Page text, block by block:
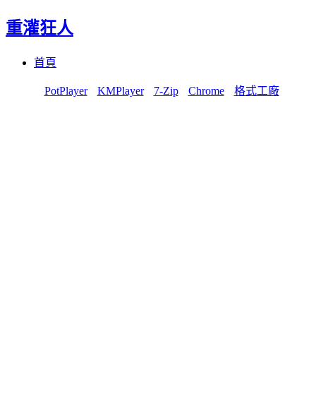
重灌狂人
首頁
PotPlayer KMPlayer 7-Zip Chrome 格式工廠